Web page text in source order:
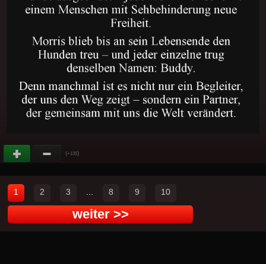
(+135)
1 2 3 8 9 10
weiter >>